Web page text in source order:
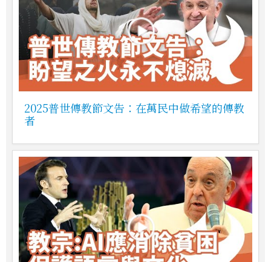
2025普世傳教節文告：在萬民中做希望的傳教
者